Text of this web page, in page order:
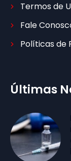
Termos de
Fale
Políticas de
Últimas